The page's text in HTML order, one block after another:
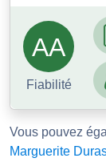
AA
Fiabilité
Vous pouvez
Marguerite